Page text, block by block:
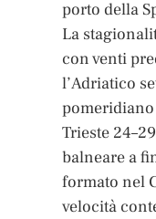
porto della
La
con venti
l’Adriatico
pomeridiano
Trieste
balneare a
formato nel
velocità